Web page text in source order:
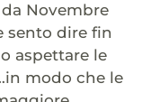
Novembre
sento dire fin
aspettare le
modo che le